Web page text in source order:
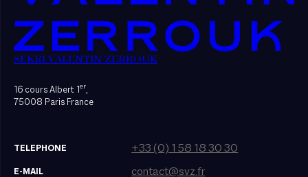
SEKRI VALENTIN ZERROUK
16 cours Albert 1er,
75008 Paris France
TELEPHONE +33 (0) 1 58 18 30 30
E-MAIL contact@svz.fr